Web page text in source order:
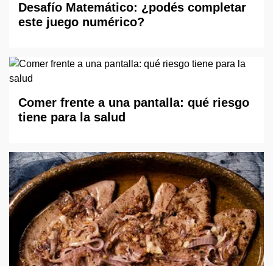
Desafío Matemático: ¿podés completar
este juego numérico?
Comer frente a una pantalla: qué riesgo
tiene para la salud